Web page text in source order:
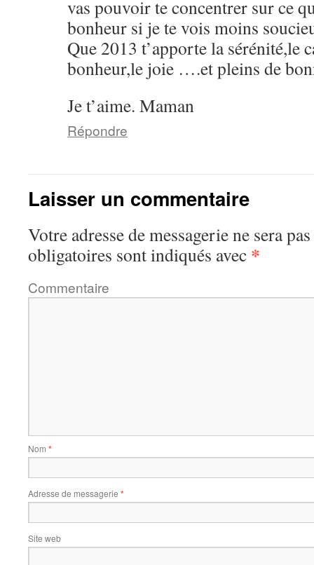
vas pouvoir te concentrer sur ce
bonheur si je te vois moins
Que 2013 t’apporte la sérénité,le
bonheur,le joie ….et pleins de
Je t’aime. Maman
Répondre
Laisser un commentaire
Votre adresse de messagerie ne sera
obligatoires sont indiqués avec *
Commentaire
Nom *
Adresse de messagerie *
Site web